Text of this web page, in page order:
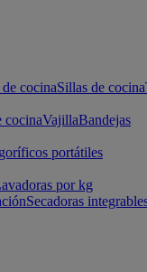
cocinaSillas de cocina
cocinaVajillaBandejas
portátiles
por kg
Secadoras